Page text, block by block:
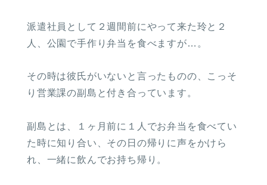
派遣社員として２週間前にやって来た玲と２
人、公園で手作り弁当を食べますが…。
その時は彼氏がいないと言ったものの、こっそ
り営業課の副島と付き合っています。
副島とは、１ヶ月前に１人でお弁当を食べてい
た時に知り合い、その日の帰りに声をかけら
れ、一緒に飲んでお持ち帰り。